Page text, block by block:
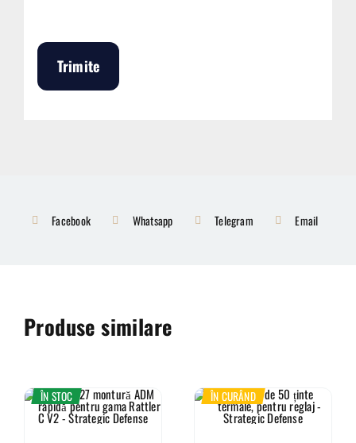
Facebook Whatsapp Telegram Email
Produse similare
ÎN STOC ÎN CURÂND